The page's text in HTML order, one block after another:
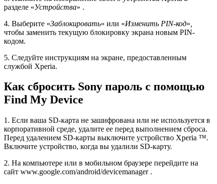
разделе «Устройства» .
4. Выберите «Заблокировать» или «Изменить PIN-код»
чтобы заменить текущую блокировку экрана новым PIN-
кодом.
5. Следуйте инструкциям на экране, предоставленным
службой Xperia.
Как сбросить Sony пароль с помощью
Find My Device
1. Если ваша SD-карта не зашифрована или не используется в
корпоративной среде, удалите ее перед выполнением сброса.
Перед удалением SD-карты выключите устройство Xperia ™.
Включите устройство, когда вы удалили SD-карту.
2. На компьютере или в мобильном браузере перейдите на
сайт www.google.com/android/devicemanager .